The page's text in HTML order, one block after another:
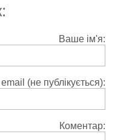
Ваше ім'я:
(не публікується):
Коментар: